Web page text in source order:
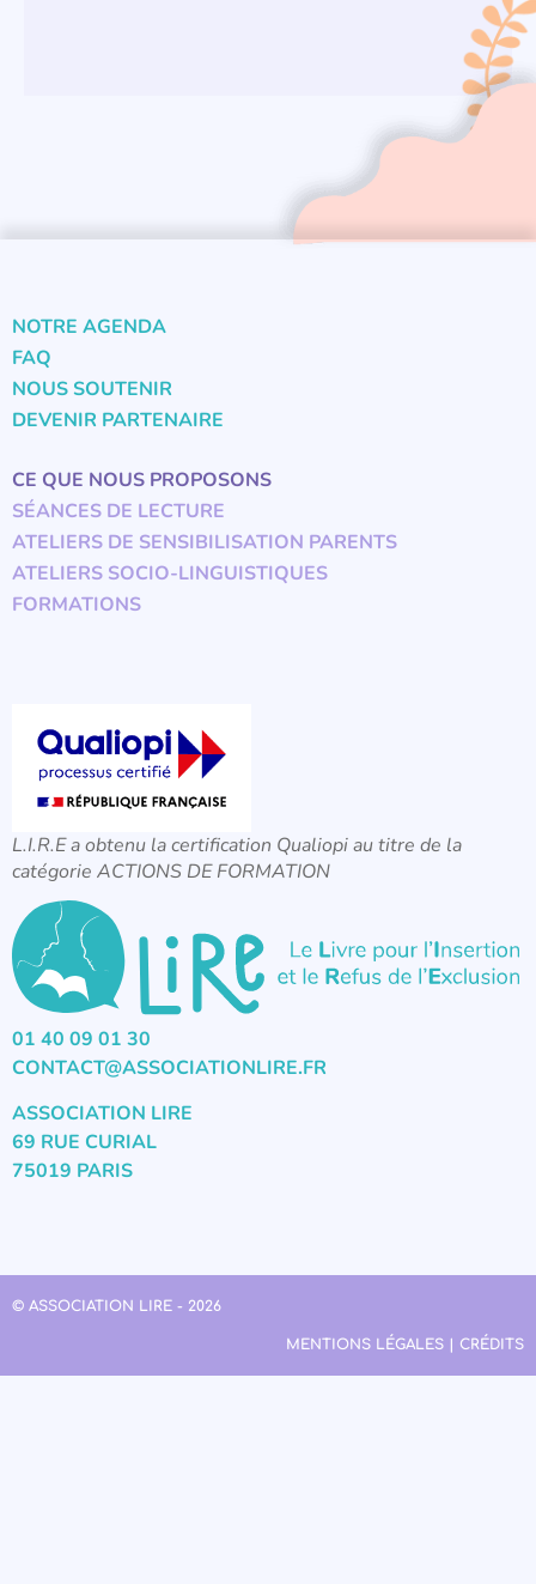
NOTRE AGENDA
FAQ
NOUS SOUTENIR
DEVENIR PARTENAIRE
CE QUE NOUS PROPOSONS
SÉANCES DE LECTURE
ATELIERS DE SENSIBILISATION PARENTS
ATELIERS SOCIO-LINGUISTIQUES
FORMATIONS
L.I.R.E a obtenu la certification Qualiopi au titre de la
catégorie ACTIONS DE FORMATION
01 40 09 01 30
CONTACT@ASSOCIATIONLIRE.FR
ASSOCIATION LIRE
69 RUE CURIAL
75019 PARIS
© ASSOCIATION LIRE - 2026
MENTIONS LÉGALES | CRÉDITS